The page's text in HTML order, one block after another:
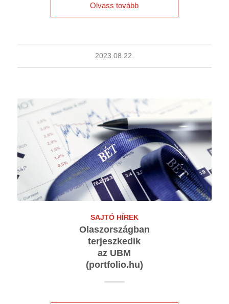
Olvass tovább
2023.08.22.
SAJTÓ HÍREK
Olaszországban
terjeszkedik
az UBM
(portfolio.hu)